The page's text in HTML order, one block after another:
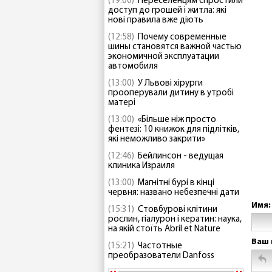
доступ до грошей і житла: які
нові правила вже діють
(12:58) Почему современные
шины становятся важной частью
экономичной эксплуатации
автомобиля
(13:00) У Львові хірурги
прооперували дитину в утробі
матері
(13:00) «Більше ніж просто
фентезі: 10 книжок для підлітків,
які неможливо закрити»
(12:46) Бейлинсон - ведущая
клиника Израиля
(13:00) Магнітні бурі в кінці
червня: названо небезпечні дати
(15:31) Стовбурові клітини
рослин, гіалурон і кератин: наука,
на якій стоїть Abril et Nature
(15:21) Частотные
преобразователи Danfoss
Имя:
Ваш